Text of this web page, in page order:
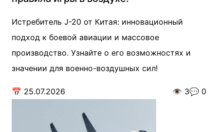
Истребитель J-20 от Китая: инновационный
подход к боевой авиации и массовое
производство. Узнайте о его возможностях и
значении для военно-воздушных сил!
📅 25.07.2026 👁️ 3💬 0